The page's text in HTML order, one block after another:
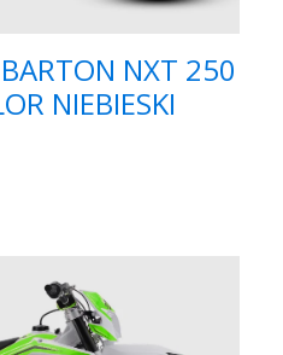
NXT 250
NIEBIESKI